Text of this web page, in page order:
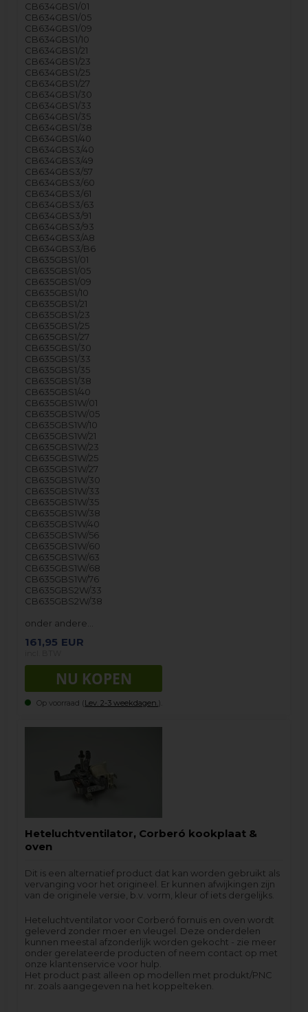
CB634GBS1/01
CB634GBS1/05
CB634GBS1/09
CB634GBS1/10
CB634GBS1/21
CB634GBS1/23
CB634GBS1/25
CB634GBS1/27
CB634GBS1/30
CB634GBS1/33
CB634GBS1/35
CB634GBS1/38
CB634GBS1/40
CB634GBS3/40
CB634GBS3/49
CB634GBS3/57
CB634GBS3/60
CB634GBS3/61
CB634GBS3/63
CB634GBS3/91
CB634GBS3/93
CB634GBS3/A8
CB634GBS3/B6
CB635GBS1/01
CB635GBS1/05
CB635GBS1/09
CB635GBS1/10
CB635GBS1/21
CB635GBS1/23
CB635GBS1/25
CB635GBS1/27
CB635GBS1/30
CB635GBS1/33
CB635GBS1/35
CB635GBS1/38
CB635GBS1/40
CB635GBS1W/01
CB635GBS1W/05
CB635GBS1W/10
CB635GBS1W/21
CB635GBS1W/23
CB635GBS1W/25
CB635GBS1W/27
CB635GBS1W/30
CB635GBS1W/33
CB635GBS1W/35
CB635GBS1W/38
CB635GBS1W/40
CB635GBS1W/56
CB635GBS1W/60
CB635GBS1W/63
CB635GBS1W/68
CB635GBS1W/76
CB635GBS2W/33
CB635GBS2W/38
onder andere…
161,95 EUR
Op voorraad (Lev. 2-3 weekdagen. ).
Heteluchtventilator, Corberó kookplaat &
oven
Dit is een alternatief product dat kan worden gebruikt als
vervanging voor het origineel. Er kunnen afwijkingen zijn
van de originele versie, b.v. vorm, kleur of iets dergelijks.
Heteluchtventilator voor Corberó fornuis en oven wordt
geleverd zonder moer en vleugel. Deze onderdelen
kunnen meestal afzonderlijk worden gekocht - zie meer
onder gerelateerde producten of neem contact op met
onze klantenservice voor hulp.
Het product past alleen op modellen met produkt/PNC
nr. zoals aangegeven na het koppelteken.